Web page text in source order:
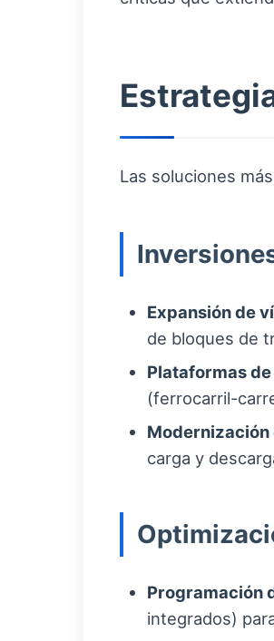
Las soluciones
Expansión de
de bloques de
Plataformas
(ferrocarril-
Modernización
carga y
Programación
integrados)